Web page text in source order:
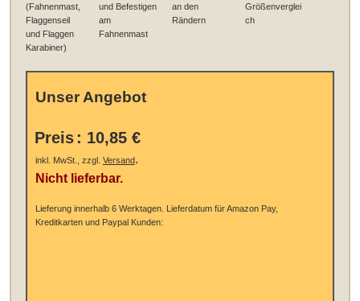
(Fahnenmast,
Flaggenseil
und Flaggen
Karabiner)
und Befestigen
am
Fahnenmast
an den
Rändern
Größenverglei
ch
Unser Angebot
Preis : 10,85 €
inkl. MwSt., zzgl. Versand.
Nicht lieferbar.
Lieferung innerhalb 6 Werktagen. Lieferdatum für Amazon Pay,
Kreditkarten und Paypal Kunden: